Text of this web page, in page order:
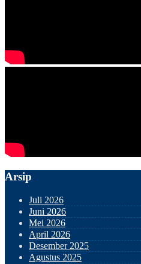
Arsip
Juli 2026
Juni 2026
Mei 2026
April 2026
Desember 2025
Agustus 2025